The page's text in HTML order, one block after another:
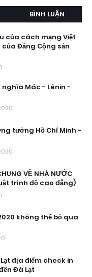
BÌNH LUẬN
của cách mạng Việt
Đảng Cộng sản
nghĩa Mác - Lênin -
tưởng Hồ Chí Minh -
VỀ NHÀ NƯỚC
trình độ cao đẳng)
không thể bỏ qua
địa điểm check in
Đà Lạt